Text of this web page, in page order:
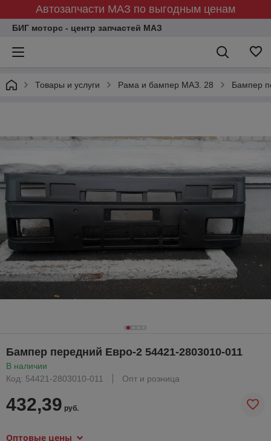
Автозапчасти МАЗ по выгодным ценам
БИГ моторс - центр запчастей МАЗ
Товары и услуги Рама и бампер МАЗ. 28 Бампер
Бампер передний Евро-2 54421-2803010-011
В наличии
Код: 54421-2803010-011
Опт и розница
432,39 руб.
Оптовые цены